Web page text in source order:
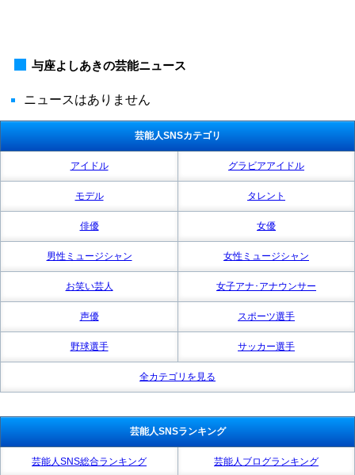
与座よしあきの芸能ニュース
ニュースはありません
芸能人SNSカテゴリ
アイドル グラビアアイドル
モデル タレント
俳優 女優
男性ミュージシャン 女性ミュージシャン
お笑い芸人 女子アナ･アナウンサー
声優 スポーツ選手
野球選手 サッカー選手
全カテゴリを見る
芸能人SNSランキング
芸能人SNS総合ランキング 芸能人ブログランキング